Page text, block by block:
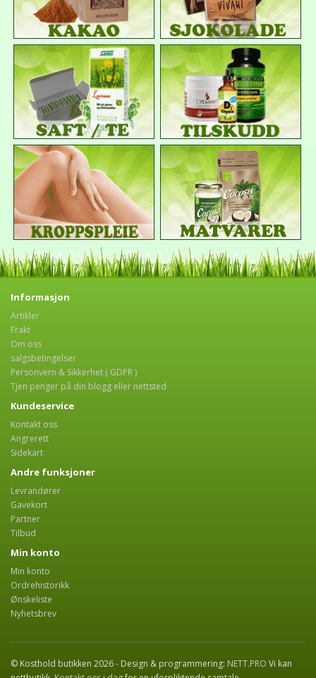
Informasjon
Artikler
Frakt
Om oss
salgsbetingelser
Personvern & Sikkerhet ( GDPR )
Tjen penger på din blogg eller nettsted
Kundeservice
Kontakt oss
Angrerett
Sidekart
Andre funksjoner
Levrandører
Gavekort
Partner
Tilbud
Min konto
Min konto
Ordrehistorikk
Ønskeliste
Nyhetsbrev
© Kosthold butikken 2026 - Design & programmering: NETT.PRO Vi kan